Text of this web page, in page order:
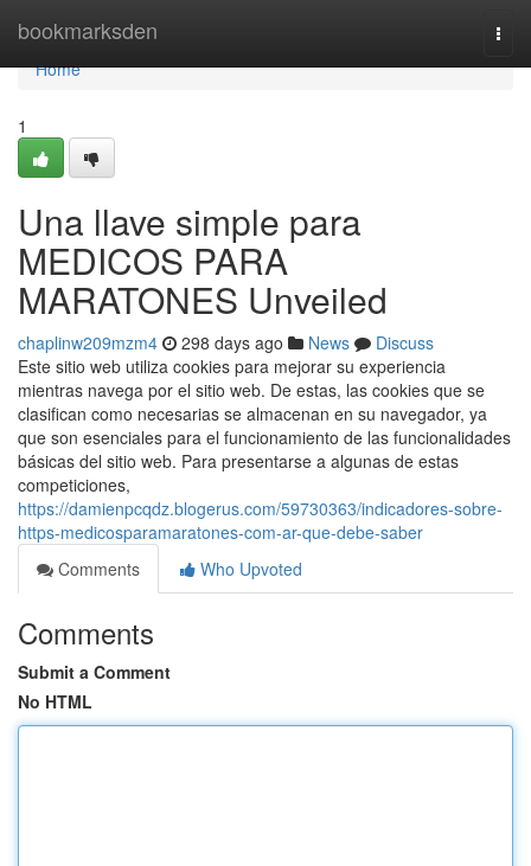
bookmarksden
Home
Home
1
Una llave simple para
MEDICOS PARA
MARATONES Unveiled
chaplinw209mzm4 298 days ago News
Discuss
Este sitio web utiliza cookies para mejorar su experiencia
mientras navega por el sitio web. De estas, las cookies que se
clasifican como necesarias se almacenan en su navegador, ya
que son esenciales para el funcionamiento de las funcionalidades
básicas del sitio web. Para presentarse a algunas de estas
competiciones,
https://damienpcqdz.blogerus.com/59730363/indicadores-sobre-
https-medicosparamaratones-com-ar-que-debe-saber
Comments
Who Upvoted
Comments
Submit a Comment
No HTML